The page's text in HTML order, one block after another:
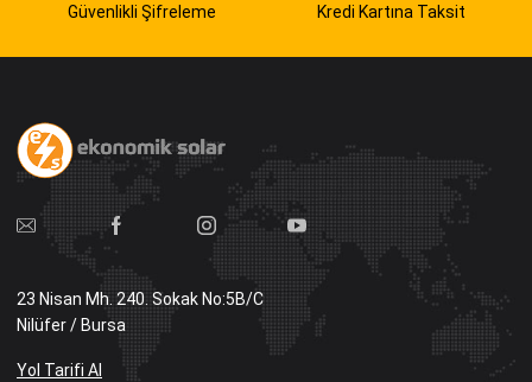
Güvenlikli Şifreleme Kredi Kartına Taksit
23 Nisan Mh. 240. Sokak No:5B/C
Nilüfer / Bursa
Yol Tarifi Al